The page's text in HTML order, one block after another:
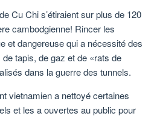
Cu Chi s’étiraient sur plus de 120
cambodgienne! Rincer les
et dangereuse qui a nécessité des
tapis, de gaz et de «rats de
dans la guerre des tunnels.
vietnamien a nettoyé certaines
et les a ouvertes au public pour